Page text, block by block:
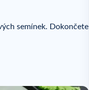
semínek. Dokončete